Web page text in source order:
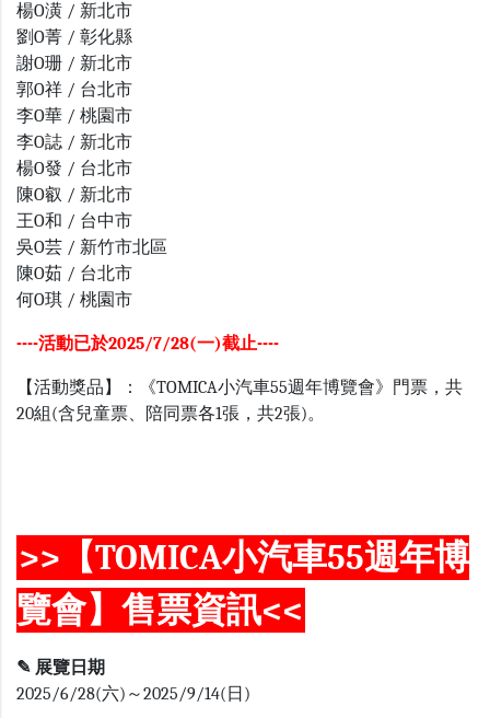
楊O潢 / 新北市
劉O菁 / 彰化縣
謝O珊 / 新北市
郭O祥 / 台北市
李O華 / 桃園市
李O誌 / 新北市
楊O發 / 台北市
陳O叡 / 新北市
王O和 / 台中市
吳O芸 / 新竹市北區
陳O茹 / 台北市
何O琪 / 桃園市
----活動已於2025/7/28(一)截止----
【活動獎品】：《TOMICA小汽車55週年博覽會》門票，共
20組(含兒童票、陪同票各1張，共2張)。
>>【TOMICA小汽車55週年博
覽會】售票資訊<<
✎ 展覽日期
2025/6/28(六)～2025/9/14(日)